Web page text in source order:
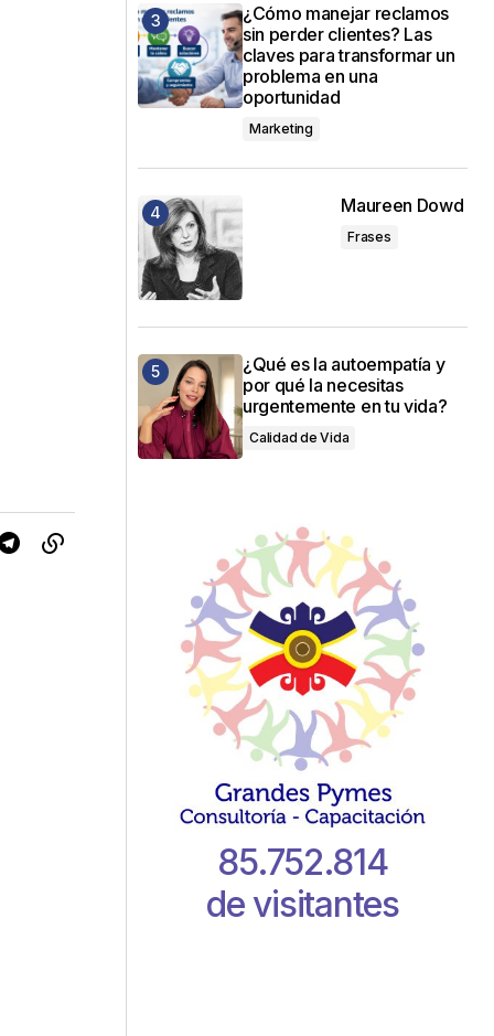
¿Cómo manejar reclamos
sin perder clientes? Las
claves para transformar un
problema en una
oportunidad
Marketing
Maureen Dowd
Frases
¿Qué es la autoempatía y
por qué la necesitas
urgentemente en tu vida?
Calidad de Vida
85.752.814
de visitantes